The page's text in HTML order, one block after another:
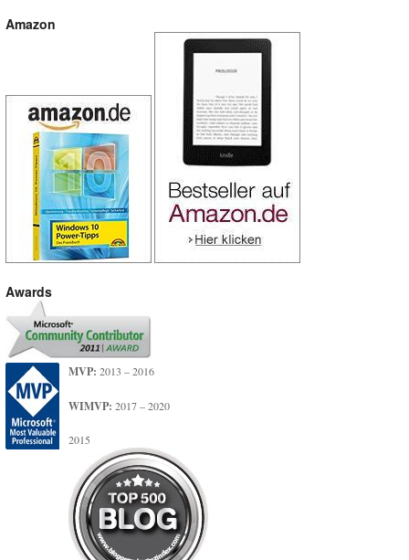
Amazon
Awards
MVP: 2013 – 2016
WIMVP: 2017 – 2020
2015